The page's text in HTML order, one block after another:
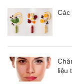
Các
liệu